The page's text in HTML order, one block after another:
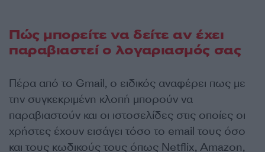
Πώς μπορείτε να δείτε αν έχει
παραβιαστεί ο λογαριασμός σας
Πέρα από το Gmail, ο ειδικός αναφέρει πως με
την συγκεκριμένη κλοπή μπορούν να
παραβιαστούν και οι ιστοσελίδες στις οποίες οι
χρήστες έχουν εισάγει τόσο το email τους όσο
και τους κωδικούς τους όπως Netflix, Amazon,